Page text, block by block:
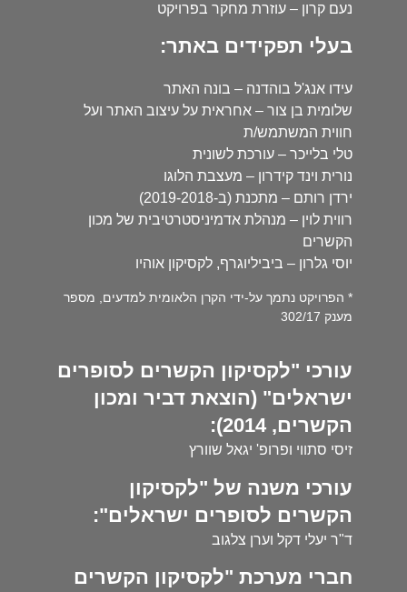
נעם קרון – עוזרת מחקר בפרויקט
בעלי תפקידים באתר:
עידו אנג'ל בוהדנה – בונה האתר
שלומית בן צור – אחראית על עיצוב האתר ועל
חווית המשתמש/ת
טלי בלייכר – עורכת לשונית
נורית וינד קידרון – מעצבת הלוגו
ירדן רותם – מתכנת (ב-2019-2018)
רווית לוין – מנהלת אדמיניסטרטיבית של מכון
הקשרים
יוסי גלרון – ביביליוגרף, לקסיקון אוהיו
* הפרויקט נתמך על-ידי הקרן הלאומית למדעים, מספר
מענק 302/17
עורכי "לקסיקון הקשרים לסופרים
ישראלים" (הוצאת דביר ומכון
הקשרים, 2014):
זיסי סתווי ופרופ' יגאל שוורץ
עורכי משנה של "לקסיקון
הקשרים לסופרים ישראלים":
ד"ר יעלי דקל וערן צלגוב
חברי מערכת "לקסיקון הקשרים